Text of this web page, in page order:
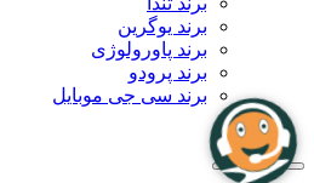
برند یوگرین
برند پاورولوژی
برند پرودو
برند سی جی موبایل
بلاگ